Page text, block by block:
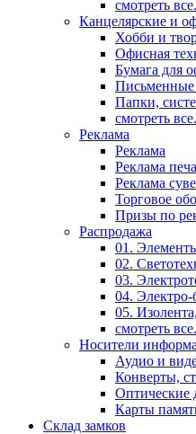
смотреть
Канцелярские и
Хобби и
Офисная
Бумага для
Письменные
Папки,
смотреть
Реклама
Реклама
Реклама
Реклама
Торговое
Призы по
Распродажа
01.
02.
03.
04.
05.
смотреть
Носители
Аудио и
Конверты,
Оптические
Карты
Склад замков